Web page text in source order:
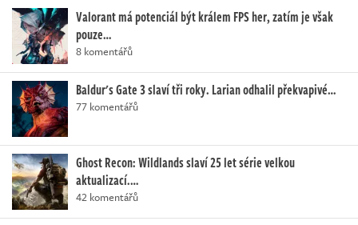
Valorant má potenciál být králem FPS her, zatím je však
pouze…
8 komentářů
Baldur's Gate 3 slaví tři roky. Larian odhalil překvapivé…
77 komentářů
Ghost Recon: Wildlands slaví 25 let série velkou
aktualizací.…
42 komentářů